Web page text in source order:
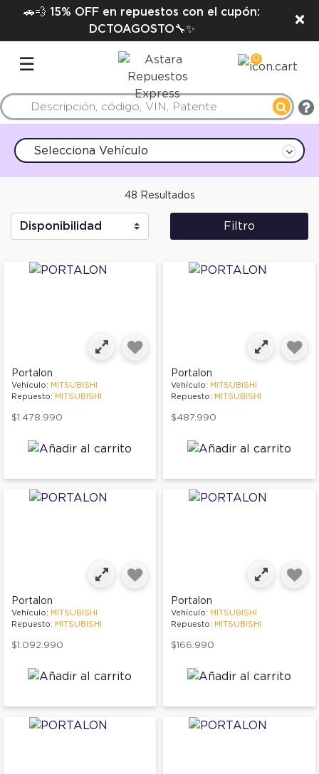
🚗💨 15% OFF en repuestos con el cupón:
DCTOAGOSTO🔧✨
×
☰ 0
Selecciona Vehículo
48 Resultados
Filtro
Portalon
Vehículo: MITSUBISHI
Repuesto: MITSUBISHI
$1.478.990
Portalon
Vehículo: MITSUBISHI
Repuesto: MITSUBISHI
$487.990
Portalon
Vehículo: MITSUBISHI
Repuesto: MITSUBISHI
$1.092.990
Portalon
Vehículo: MITSUBISHI
Repuesto: MITSUBISHI
$166.990